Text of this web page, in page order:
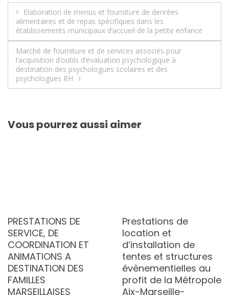
Navigation
de
l’article
Elaboration de menus et fourniture de denrées
alimentaires et de repas spécifiques dans les
établissements municipaux d’accueil de la petite enfance
Marché de fourniture et de services associés pour
l’acquisition d’outils d’évaluation psychologique à
destination des psychologues scolaires et des
psychologues RH
Vous pourrez aussi aimer
PRESTATIONS DE
SERVICE, DE
COORDINATION ET
ANIMATIONS A
DESTINATION DES
FAMILLES
MARSEILLAISES
Prestations de
location et
d’installation de
tentes et structures
évènementielles au
profit de la Métropole
Aix-Marseille-